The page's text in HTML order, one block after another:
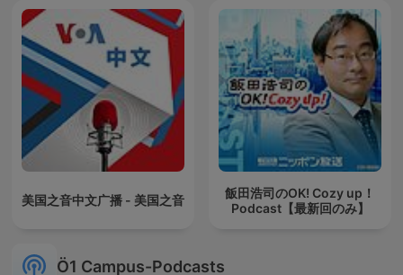
美国之音中文广播 - 美国之音
飯田浩司のOK! Cozy up！
Podcast【最新回のみ】
Ö1 Campus-Podcasts